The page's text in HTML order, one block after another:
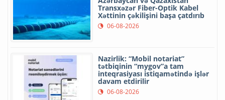
Transxəzər Fiber-Optik Kabel
Xəttinin çəkilişini başa çatdırıb
06-08-2026
Nazirlik: “Mobil notariat”
tətbiqinin “mygov”a tam
inteqrasiyası istiqamətində işlər
davam etdirilir
06-08-2026